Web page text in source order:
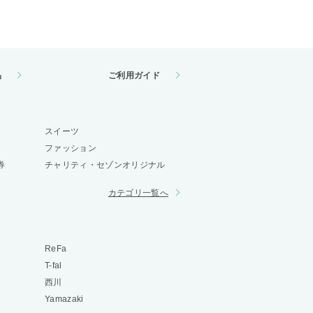
ご利用ガイド
スイーツ
ファッション
チャリティ・セゾンオリジナル
カテゴリ一覧へ
ReFa
T-fal
西川
Yamazaki